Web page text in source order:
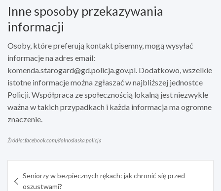
Inne sposoby przekazywania
informacji
Osoby, które preferują kontakt pisemny, mogą wysyłać
informacje na adres email:
komenda.starogard@gd.policja.gov.pl. Dodatkowo, wszelkie
istotne informacje można zgłaszać w najbliższej jednostce
Policji. Współpraca ze społecznością lokalną jest niezwykle
ważna w takich przypadkach i każda informacja ma ogromne
znaczenie.
Źródło: facebook.com/dolnoslaska.policja
wpisu
Seniorzy w bezpiecznych rękach: jak chronić się przed
oszustwami?